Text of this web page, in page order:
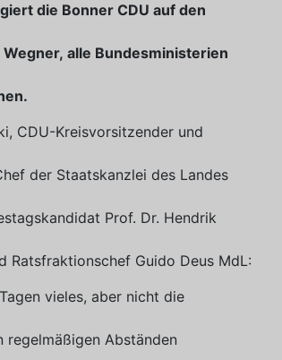
die Bonner CDU auf den
alle Bundesministerien
CDU-Kreisvorsitzender und
der Staatskanzlei des Landes
Prof. Dr. Hendrik
Ratsfraktionschef Guido Deus MdL:
vieles, aber nicht die
Abständen